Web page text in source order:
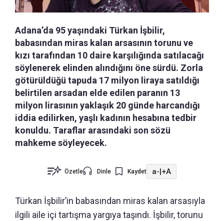
Adana’da 95 yaşındaki Türkan İşbilir,
babasından miras kalan arsasının torunu ve
kızı tarafından 10 daire karşılığında satılacağı
söylenerek elinden alındığını öne sürdü. Zorla
götürüldüğü tapuda 17 milyon liraya satıldığı
belirtilen arsadan elde edilen paranın 13
milyon lirasının yaklaşık 20 günde harcandığı
iddia edilirken, yaşlı kadının hesabına tedbir
konuldu. Taraflar arasındaki son sözü
mahkeme söyleyecek.
Özetle Dinle Kaydet a-|+A
Türkan İşbilir’in babasından miras kalan arsasıyla
ilgili aile içi tartışma yargıya taşındı. İşbilir, torunu